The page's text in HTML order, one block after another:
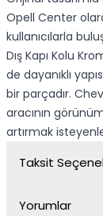
Opell Center
kullanıcılarla
Dış Kapı Kolu
de dayanıklı
bir parçadır.
aracının
artırmak
Taksit
Yorumlar